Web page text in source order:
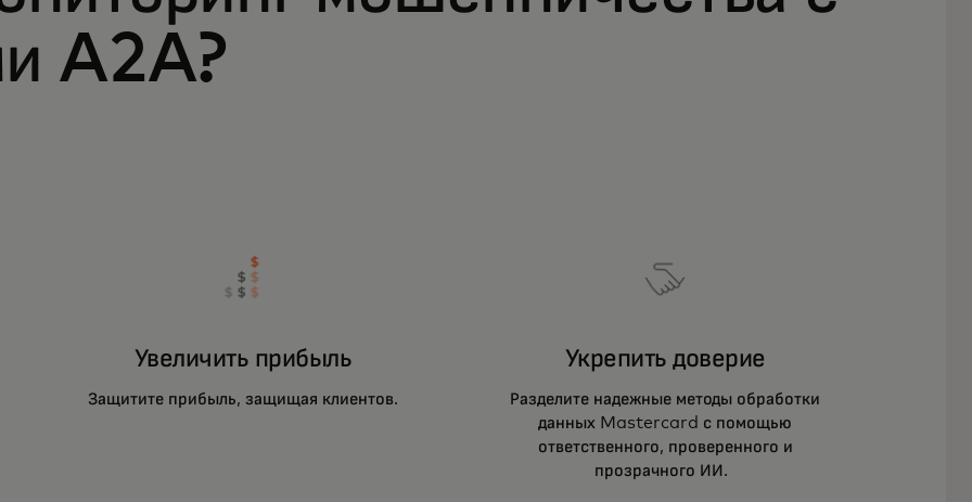
A2A?
Увеличить прибыль
Защитите прибыль, защищая клиентов.
Укрепить доверие
Разделите надежные методы обработки
данных Mastercard с помощью
ответственного, проверенного и
прозрачного ИИ.